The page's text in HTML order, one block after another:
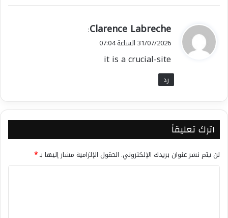
ي
ق
ل
Clarence Labreche
:
31/07/2026 الساعة 07:04
it is a crucial-site
رد
اترك تعليقاً
لن يتم نشر عنوان بريدك الإلكتروني. الحقول الإلزامية مشار إليها بـ*